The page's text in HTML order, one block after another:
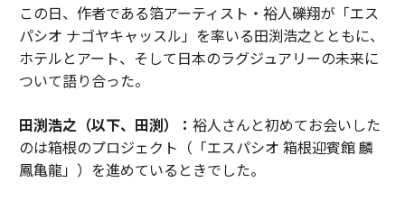
この日、作者である箔アーティスト・裕人礫翔が「エス
パシオ ナゴヤキャッスル」を率いる田渕浩之とともに、
ホテルとアート、そして日本のラグジュアリーの未来に
ついて語り合った。
田渕浩之（以下、田渕）： 裕人さんと初めてお会いした
のは箱根のプロジェクト（「エスパシオ 箱根迎賓館 麟
鳳亀龍」）を進めているときでした。